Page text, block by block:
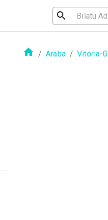
/ Araba / Vitoria-